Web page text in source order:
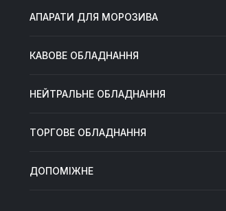
АПАРАТИ ДЛЯ МОРОЗИВА
КАВОВЕ ОБЛАДНАННЯ
НЕЙТРАЛЬНЕ ОБЛАДНАННЯ
ТОРГОВЕ ОБЛАДНАННЯ
ДОПОМІЖНЕ